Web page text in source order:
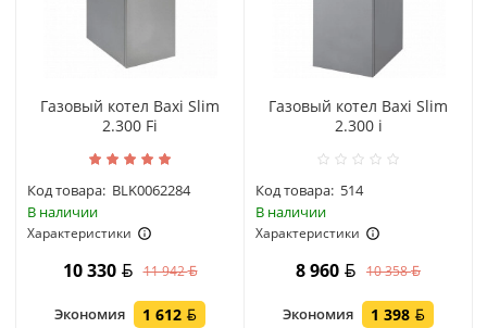
Газовый котел Baxi Slim
2.300 Fi
Код товара: BLK0062284
В наличии
Характеристики
10 330 11 942
Экономия 1 612
Газовый котел Baxi Slim
2.300 i
Код товара: 514
В наличии
Характеристики
8 960 10 358
Экономия 1 398